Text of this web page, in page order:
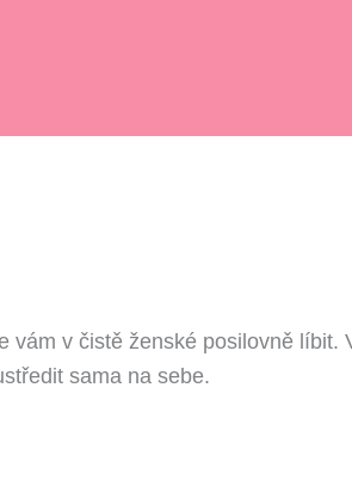
v čistě ženské posilovně líbit. V
sama na sebe.